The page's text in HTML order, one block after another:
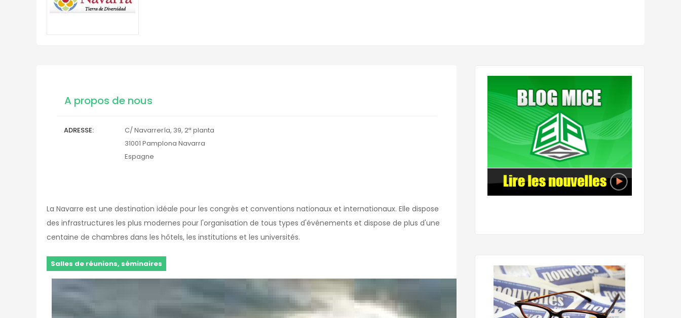
A propos de nous
ADRESSE
C/ Navarrería, 39, 2ª planta
31001 Pamplona Navarra
Espagne
La Navarre est une destination idéale pour les congrès et conventions nationaux et internationaux. Elle dispose
des infrastructures les plus modernes pour l'organisation de tous types d'événements et dispose de plus d'une
centaine de chambres dans les hôtels, les institutions et les universités.
Salles de réunions, séminaires